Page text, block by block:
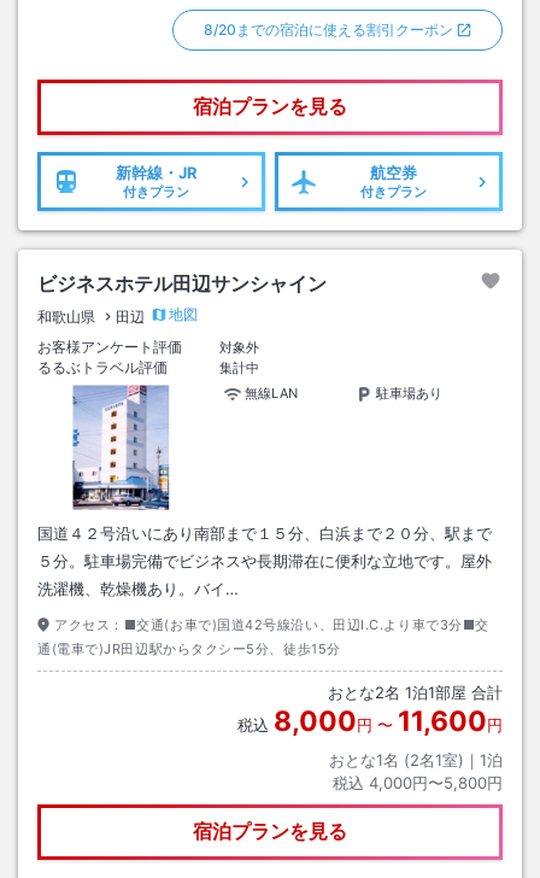
8/20までの宿泊に使える割引クーポン
宿泊プランを見る
新幹線・JR
付きプラン
航空券
付きプラン
ビジネスホテル田辺サンシャイン
和歌山県 田辺
地図
お客様アンケート評価
対象外
るるぶトラベル評価
集計中
無線LAN
駐車場あり
国道４２号沿いにあり南部まで１５分、白浜まで２０分、駅まで
５分。駐車場完備でビジネスや長期滞在に便利な立地です。屋外
洗濯機、乾燥機あり。バイ…
アクセス： ■交通(お車で)国道42号線沿い、田辺I.C.より車で3分■交
通(電車で)JR田辺駅からタクシー5分、徒歩15分
おとな2名 1泊1部屋 合計
税込 8,000円 〜 11,600円
おとな1名 (2名1室)｜ 1泊
税込 4,000円〜5,800円
宿泊プランを見る